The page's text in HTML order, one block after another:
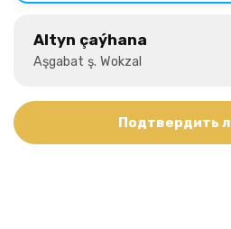
Altyn çaýhana
Aşgabat ş. Wokzal
Подтвердить